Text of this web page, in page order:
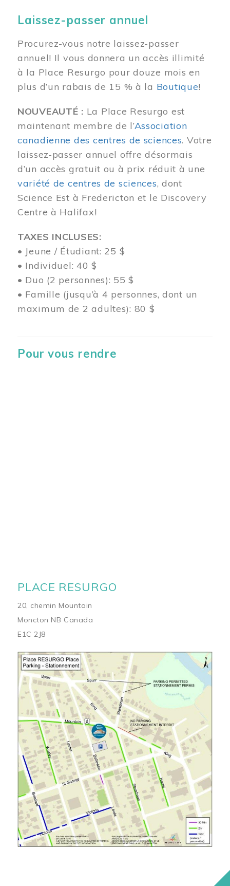
Laissez-passer annuel
Procurez-vous notre laissez-passer
annuel! Il vous donnera un accès illimité
à la Place Resurgo pour douze mois en
plus d’un rabais de 15 % à la Boutique!
NOUVEAUTÉ : La Place Resurgo est
maintenant membre de l’Association
canadienne des centres de sciences. Votre
laissez-passer annuel offre désormais
d’un accès gratuit ou à prix réduit à une
variété de centres de sciences, dont
Science Est à Fredericton et le Discovery
Centre à Halifax!
TAXES INCLUSES:
• Jeune / Étudiant: 25 $
• Individuel: 40 $
• Duo (2 personnes): 55 $
• Famille (jusqu’à 4 personnes, dont un
maximum de 2 adultes): 80 $
Pour vous rendre
PLACE RESURGO
20, chemin Mountain
Moncton NB Canada
E1C 2J8